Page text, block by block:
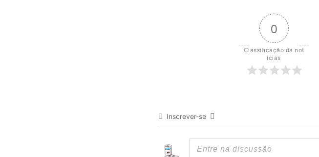
0
Classificação da not
ícias
Inscrever-se